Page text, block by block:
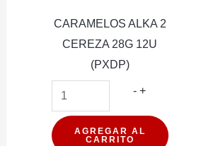
CARAMELOS ALKA 2
CEREZA 28G 12U
(PXDP)
- CARAMELOS
2
+
AGREGAR AL
CARRITO